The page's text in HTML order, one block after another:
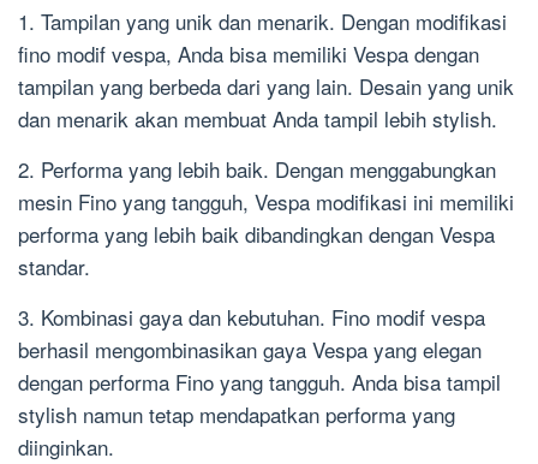
1. Tampilan yang unik dan menarik. Dengan modifikasi
fino modif vespa, Anda bisa memiliki Vespa dengan
tampilan yang berbeda dari yang lain. Desain yang unik
dan menarik akan membuat Anda tampil lebih stylish.
2. Performa yang lebih baik. Dengan menggabungkan
mesin Fino yang tangguh, Vespa modifikasi ini memiliki
performa yang lebih baik dibandingkan dengan Vespa
standar.
3. Kombinasi gaya dan kebutuhan. Fino modif vespa
berhasil mengombinasikan gaya Vespa yang elegan
dengan performa Fino yang tangguh. Anda bisa tampil
stylish namun tetap mendapatkan performa yang
diinginkan.